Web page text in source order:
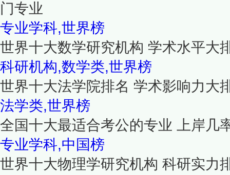
门专业
专业学科,世界榜
世界十大数学研究机构 学术水平大
科研机构,数学类,世界榜
世界十大法学院排名 学术影响力大
法学类,世界榜
全国十大最适合考公的专业 上岸几
专业学科,中国榜
世界十大物理学研究机构 科研实力